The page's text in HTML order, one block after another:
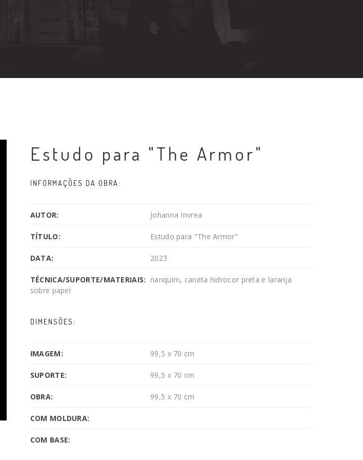
Estudo para "The Armor"
INFORMAÇÕES DA OBRA:
AUTOR: Johanna Invrea
TÍTULO: Estudo para "The Armor"
DATA: 2023
TÉCNICA/SUPORTE/MATERIAIS: nanquim, caneta hidrocor preta e laranja
sobre papel
DIMENSÕES:
IMAGEM: 99,5 x 70 cm
SUPORTE: 99,5 x 70 cm
OBRA: 99,5 x 70 cm
COM MOLDURA:
COM BASE: